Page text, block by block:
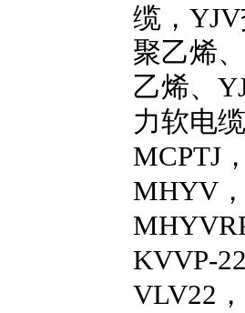
缆， YJV
聚乙烯、
乙烯、
力软电
MCPTJ
MHYV
KVVP-
VLV22 ，